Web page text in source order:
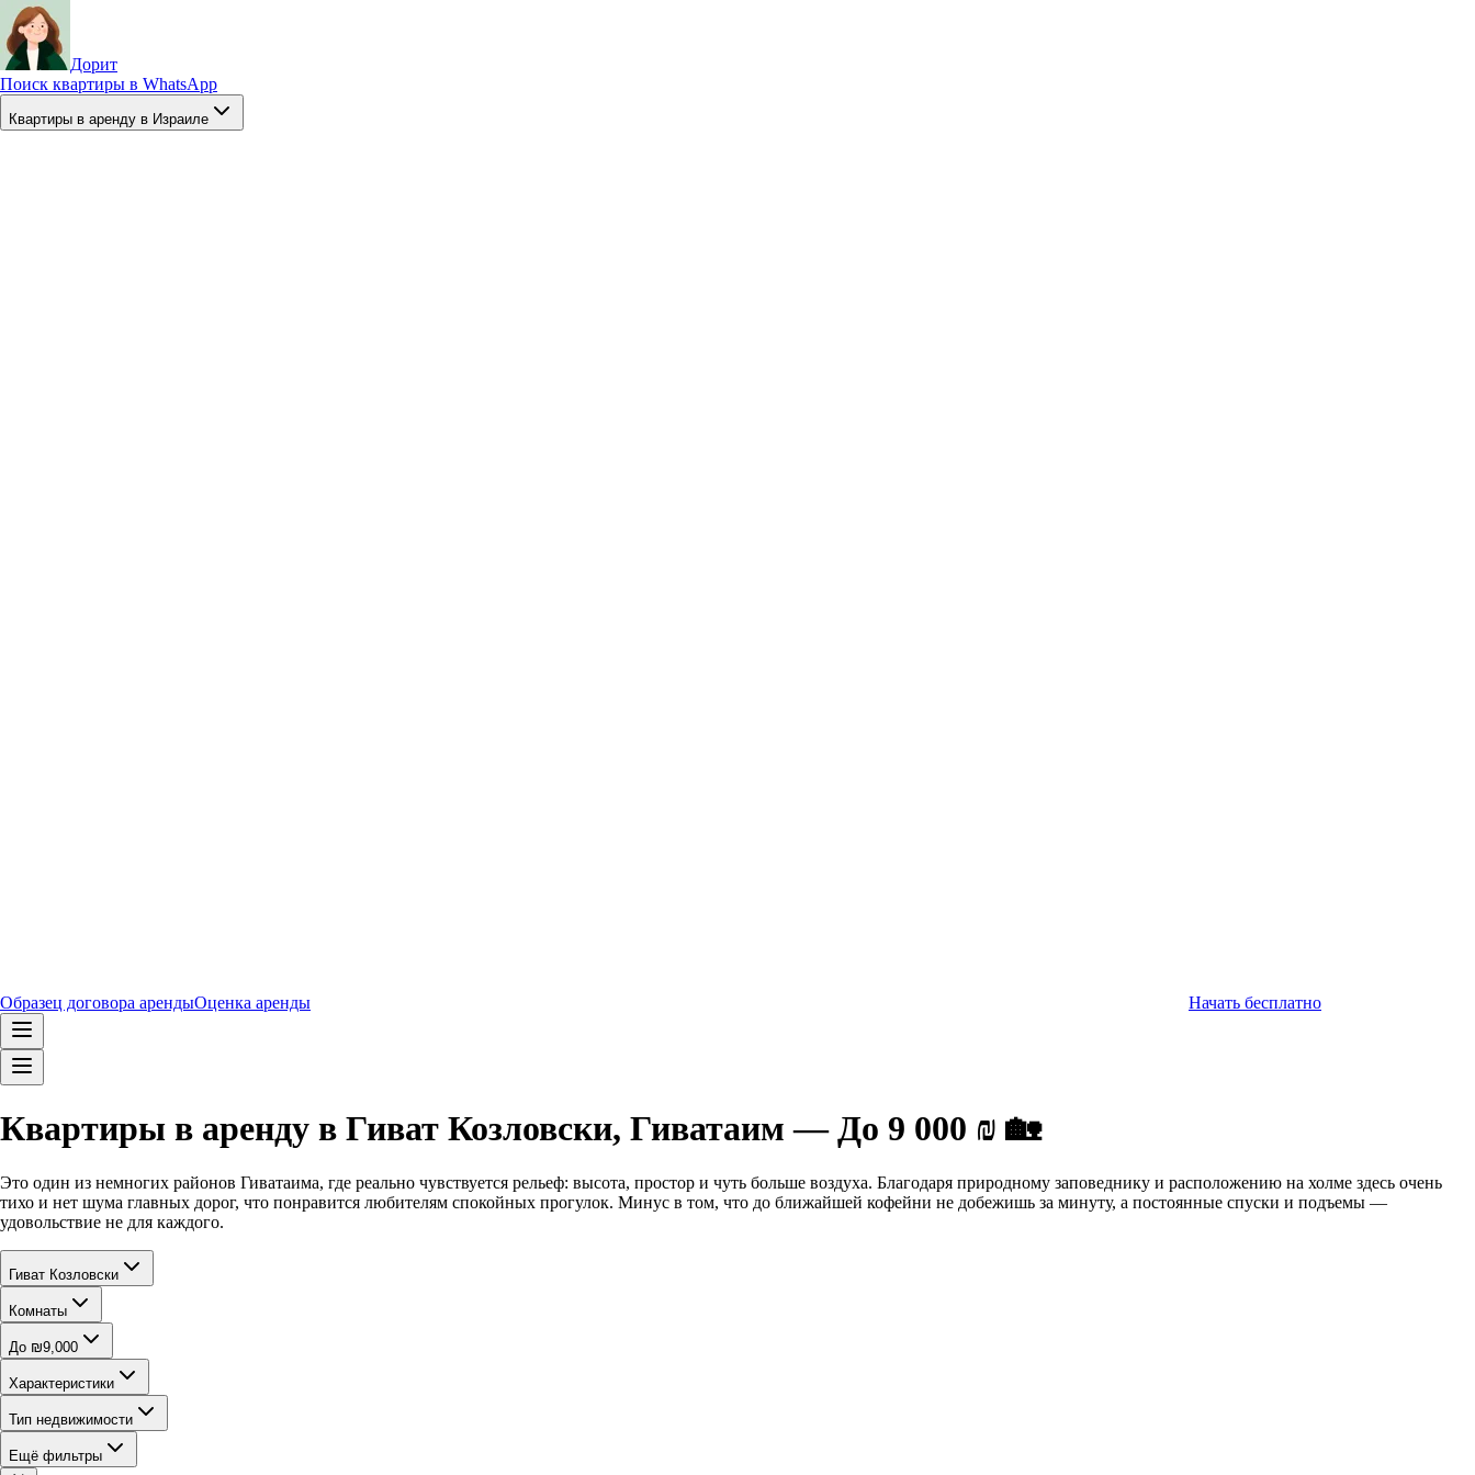
Дорит
Поиск квартиры в WhatsApp
Квартиры в аренду в Израиле
Образец договора арендыОценка аренды Начать бесплатно
Квартиры в аренду в Гиват Козловски, Гиватаим — До 9 000 ₪ 🏡
Это один из немногих районов Гиватаима, где реально чувствуется рельеф: высота, простор и чуть больше воздуха. Благодаря природному заповеднику и расположению на холме здесь очень
тихо и нет шума главных дорог, что понравится любителям спокойных прогулок. Минус в том, что до ближайшей кофейни не добежишь за минуту, а постоянные спуски и подъемы —
удовольствие не для каждого.
Гиват Козловски
Комнаты
До ₪9,000
Характеристики
Тип недвижимости
Ещё фильтры